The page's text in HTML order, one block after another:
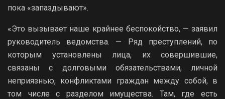
пока «запаздывают».
«Это вызывает наше крайнее беспокойство, — заявил
руководитель ведомства. — Ряд преступлений, по
которым установлены лица, их совершившие,
связаны с долговыми обязательствами, личной
неприязнью, конфликтами граждан между собой, в
том числе с разделом имущества. Там, где есть